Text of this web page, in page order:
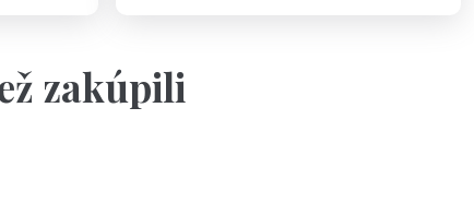
zakúpili